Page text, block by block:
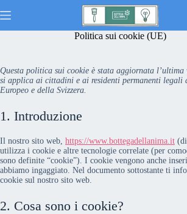
al
Casa
Cucina
Politica sui cookie (UE)
Questa politica sui cookie è stata aggiornata
si applica ai cittadini e ai residenti permanenti legali
Europeo e della Svizzera.
1. Introduzione
Il nostro sito web, https://www.bottegadellanima.it
utilizza i cookie e altre tecnologie correlate (per
sono definite “cookie”). I cookie vengono anche
abbiamo ingaggiato. Nel documento sottostante ti
cookie sul nostro sito web.
2. Cosa sono i cookie?